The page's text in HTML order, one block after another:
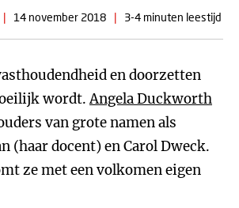
| 14 november 2018 | 3-4 minuten leestijd
en doorzetten
wordt.Angela Duckworth
van grote namen als
(haar docent) en Carol Dweck.
ze met een volkomen eigen